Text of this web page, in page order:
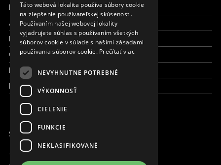
Pracujte s nami
Aktuálne
Kto sme
Čo robíme
Kde robíme
Kontaktujte nás
SME ONLINE
+421 917 827 827
CZECH
FRENCH
Táto webová lokalita používa súbory cookie
na zlepšenie používateľskej skúsenosti.
Používaním našej webovej lokality
vyjadrujete súhlas s používaním všetkých
súborov cookie v súlade s našimi zásadami
používania súborov cookie. Prečítať viac
NEVYHNUTNE POTREBNÉ
VÝKONNOSŤ
CIELENIE
FUNKCIE
NEKLASIFIKOVANÉ